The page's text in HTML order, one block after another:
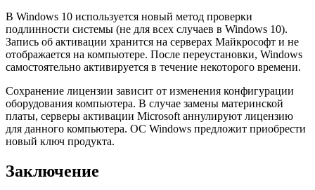
В Windows 10 используется новый метод проверки
подлинности системы (не для всех случаев в Windows 10).
Запись об активации хранится на серверах Майкрософт и не
отображается на компьютере. После переустановки, Windows
самостоятельно активируется в течение некоторого времени.
Сохранение лицензии зависит от изменения конфигурации
оборудования компьютера. В случае замены материнской
платы, серверы активации Microsoft аннулируют лицензию
для данного компьютера. ОС Windows предложит приобрести
новый ключ продукта.
Заключение